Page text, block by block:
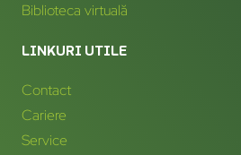
Biblioteca virtuală
LINKURI UTILE
Contact
Cariere
Service